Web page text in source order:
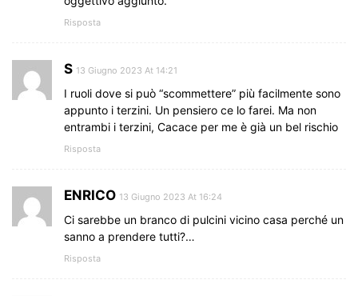
Risposta
S 13 Giugno 2023 At 14:21
I ruoli dove si può “scommettere” più facilmente sono
appunto i terzini. Un pensiero ce lo farei. Ma non
entrambi i terzini, Cacace per me è già un bel rischio
Risposta
ENRICO 13 Giugno 2023 At 16:24
Ci sarebbe un branco di pulcini vicino casa perché un
sanno a prendere tutti?…
Risposta